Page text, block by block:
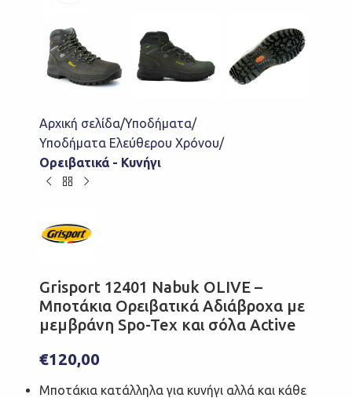
Αρχική σελίδα Υποδήματα
Υποδήματα Ελεύθερου Χρόνου
Ορειβατικά - Κυνήγι
Grisport 12401 Nabuk OLIVE –
Μποτάκια Ορειβατικά Αδιάβροχα με
μεμβράνη Spo-Tex και σόλα Active
€120,00
Μποτάκια κατάλληλα για κυνήγι αλλά και κάθε